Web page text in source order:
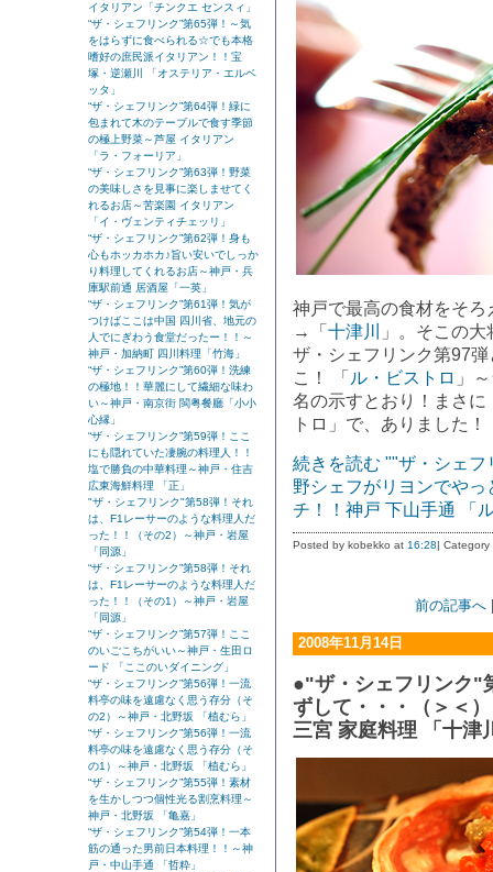
イタリアン「チンクエ センスィ」
“ザ・シェフリンク”第65弾！～気
をはらずに食べられる☆でも本格
嗜好の庶民派イタリアン！！宝
塚・逆瀬川 「オステリア・エルベ
ッタ」
“ザ・シェフリンク”第64弾！緑に
包まれて木のテーブルで食す季節
の極上野菜～芦屋 イタリアン
「ラ・フォーリア」
“ザ・シェフリンク”第63弾！野菜
の美味しさを見事に楽しませてく
れるお店～苦楽園 イタリアン
「イ・ヴェンティチェッリ」
“ザ・シェフリンク”第62弾！身も
心もホッカホカ♪旨い安いでしっか
り料理してくれるお店～神戸・兵
庫駅前通 居酒屋「一英」
“ザ・シェフリンク”第61弾！気が
つけばここは中国 四川省、地元の
人でにぎわう食堂だったー！！～
神戸・加納町 四川料理「竹海」
“ザ・シェフリンク”第60弾！洗練
の極地！！華麗にして繊細な味わ
い～神戸・南京街 閩粤餐廳「小小
心縁」
“ザ・シェフリンク”第59弾！ここ
にも隠れていた凄腕の料理人！！
塩で勝負の中華料理～神戸・住吉
広東海鮮料理 「正」
"ザ・シェフリンク"第58弾！それ
は、F1レーサーのような料理人だ
った！！（その2）～神戸・岩屋
「同源」
“ザ・シェフリンク”第58弾！それ
は、F1レーサーのような料理人だ
った！！（その1）～神戸・岩屋
「同源」
“ザ・シェフリンク”第57弾！ここ
のいごこちがいい～神戸・生田ロ
ード 「ここのいダイニング」
“ザ・シェフリンク”第56弾！一流
料亭の味を遠慮なく思う存分（そ
の2）～神戸・北野坂 「植むら」
“ザ・シェフリンク”第56弾！一流
料亭の味を遠慮なく思う存分（そ
の1）～神戸・北野坂 「植むら」
“ザ・シェフリンク”第55弾！素材
を生かしつつ個性光る割烹料理～
神戸・北野坂 「亀嘉」
“ザ・シェフリンク”第54弾！一本
筋の通った男前日本料理！！～神
戸・中山手通 「哲粋」
神戸で最高の食材をそ
→「 十津川
」。そこの
ザ・シェフリンク第97
こ！ 「 ル・ビストロ 」
名の示すとおり！まさ
トロ」で、ありました！
続きを読む ""ザ・シェ
野シェフがリヨンでや
チ！！神戸 下山手通 「
Posted by kobekko at 16:28|
前の記事へ
2008年11月14日
●"ザ・シェフリンク"
ずして・・・（＞＜
三宮 家庭料理 「十津